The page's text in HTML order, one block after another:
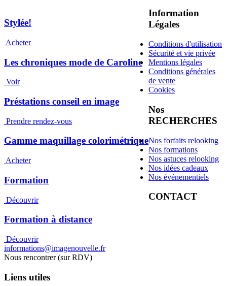
Stylée!
Acheter
Les chroniques mode de Caroline
Voir
Préstations conseil en image
Prendre rendez-vous
Gamme maquillage colorimétrique
Acheter
Formation
Découvrir
Formation à distance
Découvrir
Information
Légales
Conditions d'utilisation
Sécurité et vie privée
Mentions légales
Conditions générales
de vente
Cookies
Nos
RECHERCHES
Nos forfaits relooking
Nos formations
Nos astuces relooking
Nos idées cadeaux
Nos événementiels
CONTACT
informations@imagenouvelle.fr
Nous rencontrer (sur RDV)
Liens utiles